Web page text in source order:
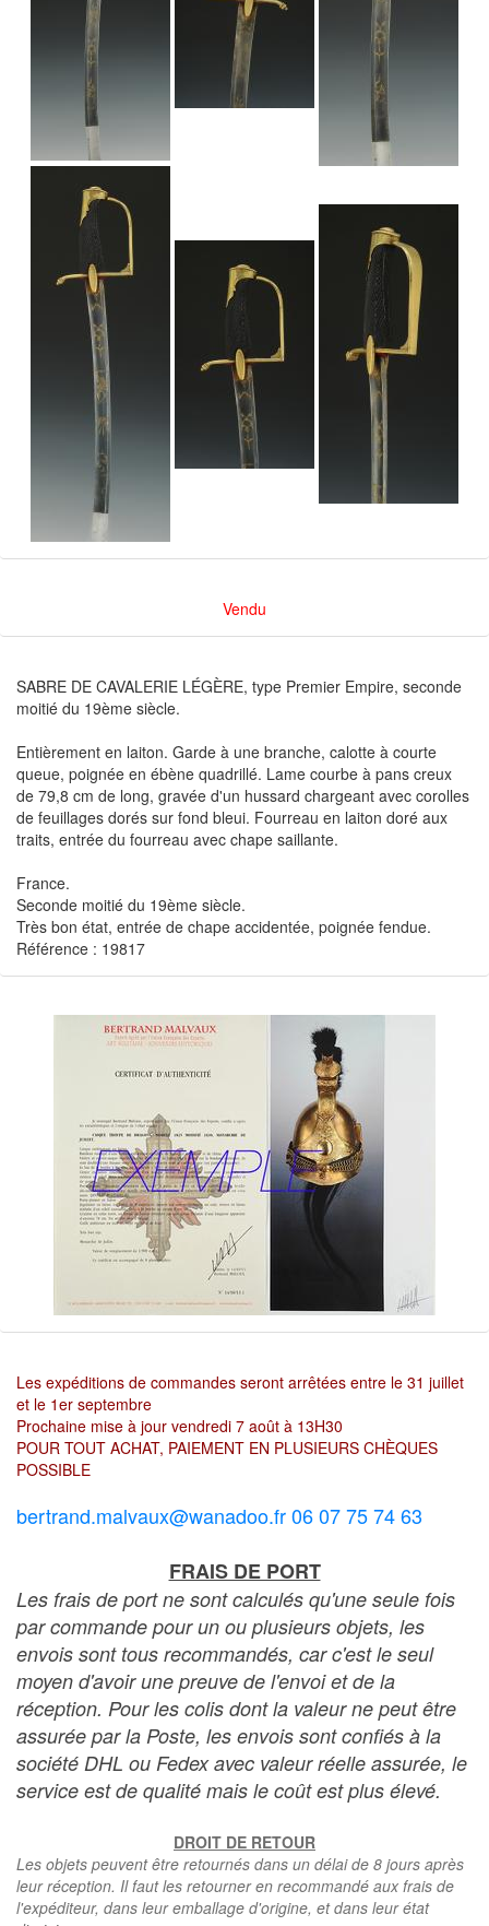
Vendu
SABRE DE CAVALERIE LÉGÈRE, type Premier Empire, seconde
moitié du 19ème siècle.
Entièrement en laiton. Garde à une branche, calotte à courte
queue, poignée en ébène quadrillé. Lame courbe à pans creux
de 79,8 cm de long, gravée d'un hussard chargeant avec corolles
de feuillages dorés sur fond bleui. Fourreau en laiton doré aux
traits, entrée du fourreau avec chape saillante.
France.
Seconde moitié du 19ème siècle.
Très bon état, entrée de chape accidentée, poignée fendue.
Référence : 19817
Les expéditions de commandes seront arrêtées entre le 31 juillet
et le 1er septembre
Prochaine mise à jour vendredi 7 août à 13H30
POUR TOUT ACHAT, PAIEMENT EN PLUSIEURS CHÈQUES
POSSIBLE
bertrand.malvaux@wanadoo.fr 06 07 75 74 63
FRAIS DE PORT
Les frais de port ne sont calculés qu'une seule fois
par commande pour un ou plusieurs objets, les
envois sont tous recommandés, car c'est le seul
moyen d'avoir une preuve de l'envoi et de la
réception. Pour les colis dont la valeur ne peut être
assurée par la Poste, les envois sont confiés à la
société DHL ou Fedex avec valeur réelle assurée, le
service est de qualité mais le coût est plus élevé.
DROIT DE RETOUR
Les objets peuvent être retournés dans un délai de 8 jours après
leur réception. Il faut les retourner en recommandé aux frais de
l'expéditeur, dans leur emballage d'origine, et dans leur état